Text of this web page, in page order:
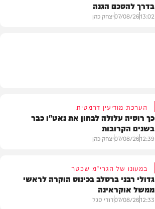
בדרך להסכם הגנה
13:02
07/08/26יצחק כהן
הערכת מודיעין דרמטית
כך רוסיה עלולה לבחון את נאט"ו כבר
בשנים הקרובות
12:39
07/08/26יצחק כהן
במעונו של הגרי"מ שכטר
גדולי רבני ברסלב בכינוס הוקרה לראשי
ממשל אוקראינה
12:33
07/08/26דודי סגל